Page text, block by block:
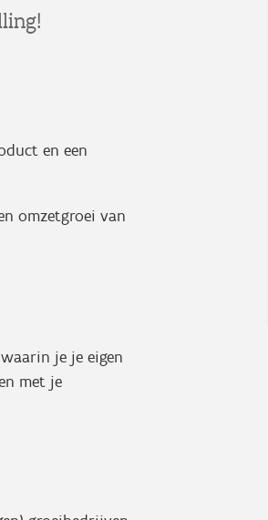
en een
omzetgroei van
waarin je je eigen
met je